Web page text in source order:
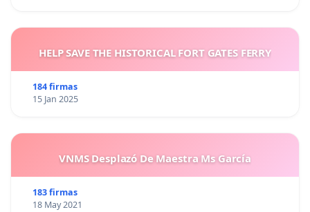
HELP SAVE THE HISTORICAL FORT GATES FERRY
184 firmas
15 Jan 2025
VNMS Desplazó De Maestra Ms García
183 firmas
18 May 2021